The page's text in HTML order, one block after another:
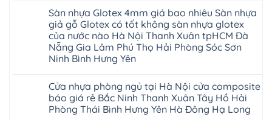
Bình
Dương
Huế
Cần
Thơ
Đà
Nẵng
Hoài
Đức
Ninh
Giang
Hải
Nẵng
Khánh
Hòa
Hải
Phòng
Lâm
Đồng
Nghệ
An
Quảng
Ninh
Gia
Lâm
Thanh
Xuân
Hà
Nội
Hoài
Đức
Đan
Phượng
Hưng
Yên
quan
tâm
Ninh
Nghệ
An
Bắc
Ninh
Tuyên
Quang
Thái
hèm
khóa
uy
tín
hàng
đầu
đã
định
tại
Việt
Nam
Glotex
và
Sàn
nhựa
Fukione
giả
gỗ
4mm
6mm
đế
cao
su
bình
luận
ở
Sàn
nhựa
Glotex
và
composite
giả
vân
gỗ
tạo
Sàn nhựa Glotex 4mm giá bao nhiêu Sàn nhựa
giả gỗ Glotex có tốt không sàn nhựa glotex
của nước nào Hà Nội Thanh Xuân tpHCM Đà
Nẵng Gia Lâm Phú Thọ Hải Phòng Sóc Sơn
Ninh Bình Hưng Yên
bình
luận
ở
Sàn
Cửa nhựa phòng ngủ tại Hà Nội cửa composite
báo giá rẻ Bắc Ninh Thanh Xuân Tây Hồ Hải
Phòng Thái Bình Hưng Yên Hà Đông Hạ Long